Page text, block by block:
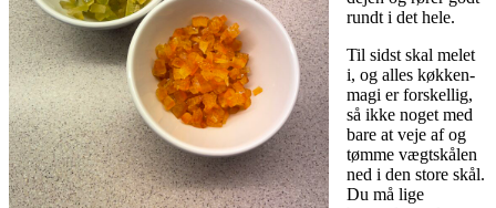
rundt i det hele.
Til sidst skal melet
i, og alles køkken-
magi er forskellig,
så ikke noget med
bare at veje af og
tømme vægtskålen
ned i den store skål.
Du må lige